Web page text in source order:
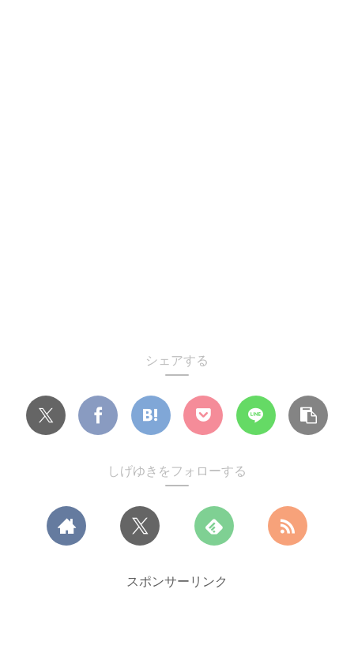
シェアする
しげゆきをフォローする
スポンサーリンク